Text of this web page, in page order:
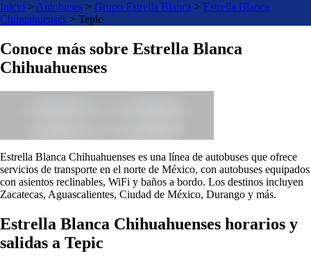
Inicio > Autobuses > Grupo Estrella Blanca > Estrella Blanca
Chihuahuenses > Tepic
Conoce más sobre Estrella Blanca
Chihuahuenses
Estrella Blanca Chihuahuenses es una línea de autobuses que ofrece
servicios de transporte en el norte de México, con autobuses equipados
con asientos reclinables, WiFi y baños a bordo. Los destinos incluyen
Zacatecas, Aguascalientes, Ciudad de México, Durango y más.
Estrella Blanca Chihuahuenses horarios y
salidas a Tepic